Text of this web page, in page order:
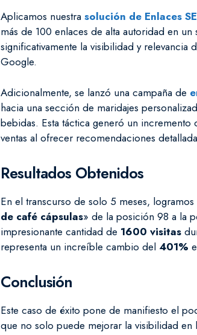
Aplicamos nuestra solución de Enlaces
más de 100 enlaces de alta autoridad en
significativamente la visibilidad y
Google.
Adicionalmente, se lanzó una campaña de
hacia una sección de maridajes
bebidas. Esta táctica generó un incremento
ventas al ofrecer recomendaciones
Resultados Obtenidos
En el transcurso de solo 5 meses,
de café cápsulas» de la posición 98 a la
impresionante cantidad de 1600 visitas
representa un increíble cambio del 401%
Conclusión
Este caso de éxito pone de manifiesto el
que no solo puede mejorar la visibilidad